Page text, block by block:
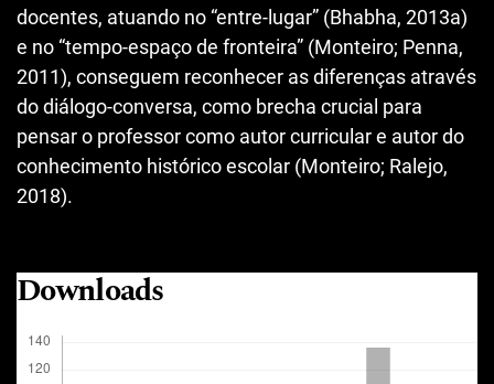
docentes, atuando no “entre-lugar” (Bhabha, 2013a)
e no “tempo-espaço de fronteira” (Monteiro; Penna,
2011), conseguem reconhecer as diferenças através
do diálogo-conversa, como brecha crucial para
pensar o professor como autor curricular e autor do
conhecimento histórico escolar (Monteiro; Ralejo,
2018).
Downloads